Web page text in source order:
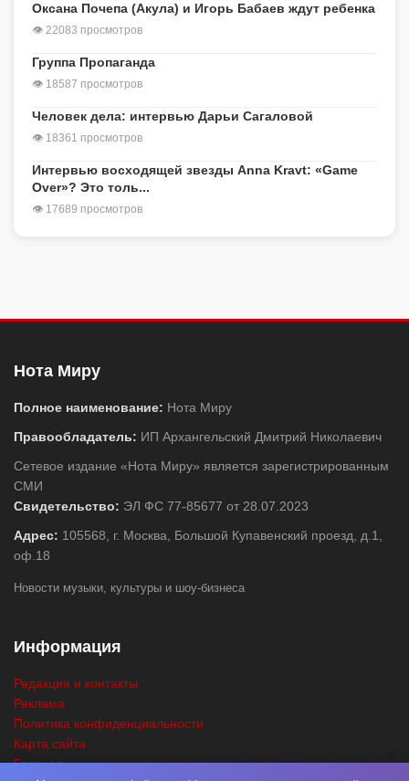
Оксана Почепа (Акула) и Игорь Бабаев ждут ребенка
👁 22083 просмотров
Группа Пропаганда
👁 18587 просмотров
Человек дела: интервью Дарьи Сагаловой
👁 18361 просмотров
Интервью восходящей звезды Anna Kravt: «Game
Over»? Это толь...
👁 17689 просмотров
Нота Миру
Полное наименование: Нота Миру
Правообладатель: ИП Архангельский Дмитрий Николаевич
Сетевое издание «Нота Миру» является зарегистрированным
СМИ
Свидетельство: ЭЛ ФС 77-85677 от 28.07.2023
Адрес: 105568, г. Москва, Большой Купавенский проезд, д.1,
оф.18
Новости музыки, культуры и шоу-бизнеса
Информация
Редакция и контакты
Реклама
Политика конфиденциальности
Карта сайта
Главная